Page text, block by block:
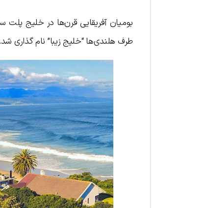
بومیان آفریقایی قرن‌ها در خلیج
طرف هلندی‌ها “خلیج زیبا” نام گذاری